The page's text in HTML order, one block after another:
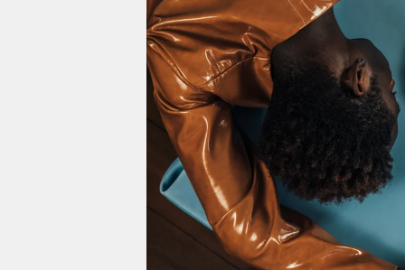
verlag
veranstaltungen
shop
fragen & hilfe
unterstützen
abo
genossenschaft